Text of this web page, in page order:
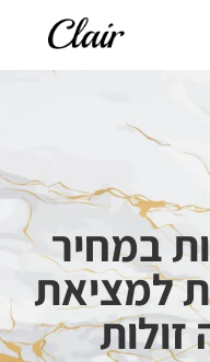
במחיר
למציאת